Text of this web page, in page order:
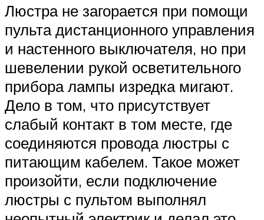
Люстра не загорается при помощи
пульта дистанционного управления
и настенного выключателя, но при
шевелении рукой осветительного
прибора лампы изредка мигают.
Дело в том, что присутствует
слабый контакт в том месте, где
соединяются провода люстры с
питающим кабелем. Такое может
произойти, если подключение
люстры с пультом выполнял